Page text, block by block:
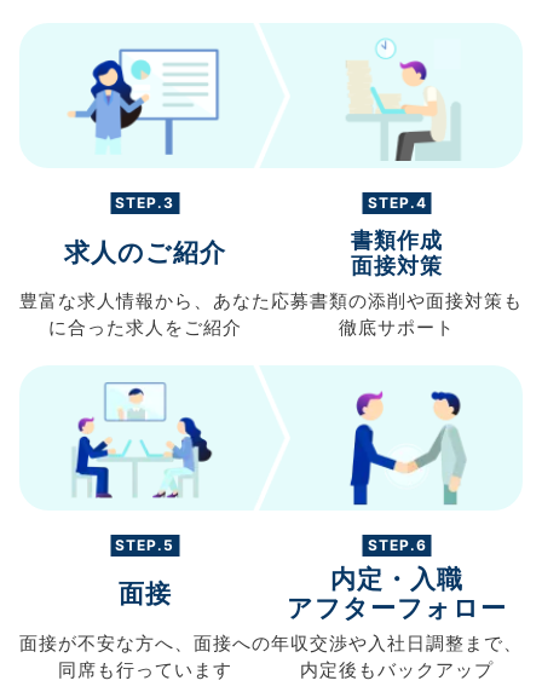
STEP.3
求人のご紹介
豊富な求人情報から、 あなた
に合った求人を ご紹介
STEP.4
書類作成
面接対策
応募書類の添削や面接対策も
徹底サポート
STEP.5
面接
面接が不安な方へ、 面接への
同席も行っています
STEP.6
内定・入職
アフターフォロー
年収交渉や 入社日調整まで、
内定後もバックアップ